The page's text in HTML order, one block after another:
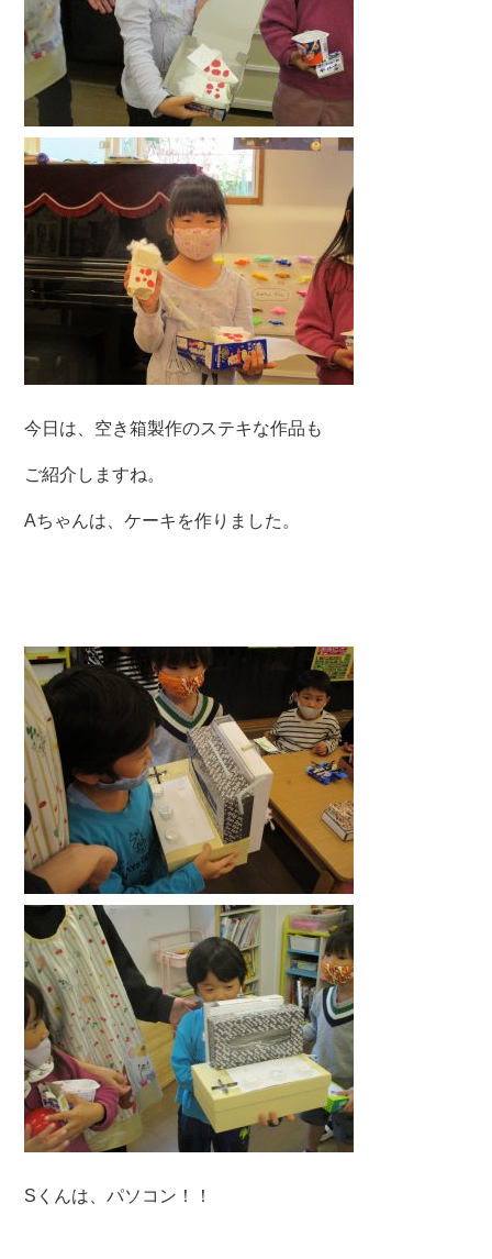
今日は、空き箱製作のステキな作品も
ご紹介しますね。
Aちゃんは、ケーキを作りました。
Sくんは、パソコン！！